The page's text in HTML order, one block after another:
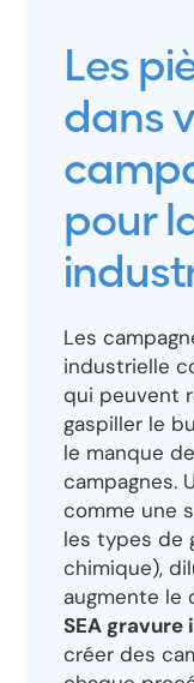
Les
dans
pour
Les
industrielle
qui peuvent
gaspiller le
le manque
campagnes.
comme une
les types de
chimique),
augmente le
SEA
créer des